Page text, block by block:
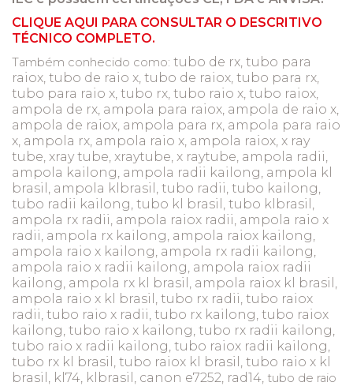
CLIQUE AQUI PARA CONSULTAR O DESCRITIVO
TÉCNICO COMPLETO.
Também conhecido como: tubo de rx, tubo para
raiox, tubo de raio x, tubo de raiox, tubo para rx,
tubo para raio x, tubo rx, tubo raio x, tubo raiox,
ampola de rx, ampola para raiox, ampola de raio x,
ampola de raiox, ampola para rx, ampola para raio
x, ampola rx, ampola raio x, ampola raiox, x ray
tube, xray tube, xraytube, x raytube, ampola radii,
ampola kailong, ampola radii kailong, ampola kl
brasil, ampola klbrasil, tubo radii, tubo kailong,
tubo radii kailong, tubo kl brasil, tubo klbrasil,
ampola rx radii, ampola raiox radii, ampola raio x
radii, ampola rx kailong, ampola raiox kailong,
ampola raio x kailong, ampola rx radii kailong,
ampola raio x radii kailong, ampola raiox radii
kailong, ampola rx kl brasil, ampola raiox kl brasil,
ampola raio x kl brasil, tubo rx radii, tubo raiox
radii, tubo raio x radii, tubo rx kailong, tubo raiox
kailong, tubo raio x kailong, tubo rx radii kailong,
tubo raio x radii kailong, tubo raiox radii kailong,
tubo rx kl brasil, tubo raiox kl brasil, tubo raio x kl
brasil, kl74, klbrasil, canon e7252, rad14, tubo de raio